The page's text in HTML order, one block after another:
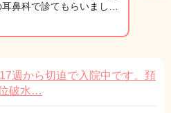
鼻科で診てもらいまし…
週から切迫で入院中です。頚
破水…